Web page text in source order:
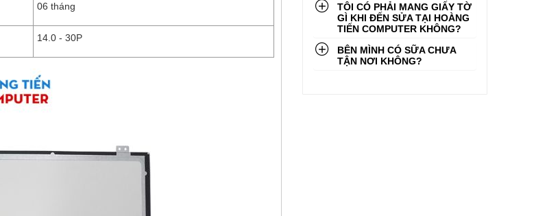
06 tháng
14.0 - 30P
TÔI CÓ PHẢI MANG GIẤY TỜ
GÌ KHI ĐẾN SỬA TẠI HOÀNG
TIẾN COMPUTER KHÔNG?
BÊN MÌNH CÓ SỮA CHƯA
TẬN NƠI KHÔNG?